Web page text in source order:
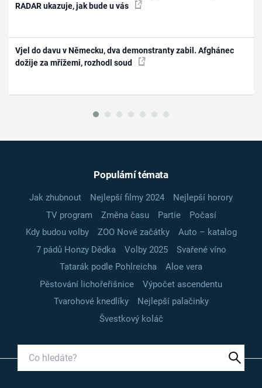
RADAR ukazuje, jak bude u vás
Vjel do davu v Německu, dva demonstranty zabil. Afghánec
dožije za mřížemi, rozhodl soud
Populární témata
Jak zhubnout Nejlepší filmy 2024
Nejlepší horory
TV program
Změna času Partie
Počasí
Kdy budou volby
ZOO Nové začátky
Auto – katalog
7 pádů Honzy Dědka
Volby 2025
Svařené víno
Tatarák podle Pohlreicha
Aloe vera
Pěstování lichořeřišnice
Výpočet ascendentu
Tvarohové knedlíky
Nejlepší palačinky
Švestkový koláč